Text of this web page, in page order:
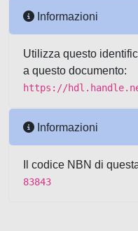
Informazioni
Utilizza questo
a questo documento:
https://
Informazioni
Il codice NBN di
83843